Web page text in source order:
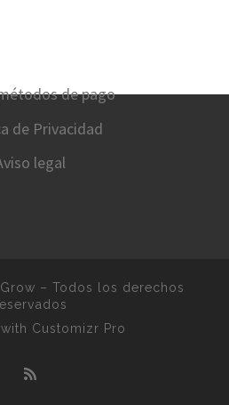
de pago
de Privacidad
legal
– Todos los derechos
Customizr Pro